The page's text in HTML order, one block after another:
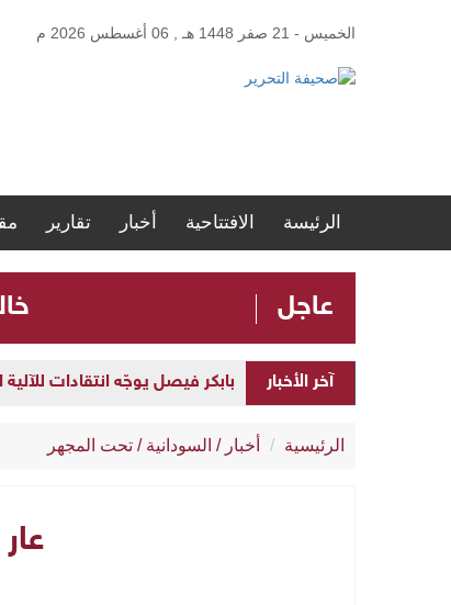
الخميس - 21 صفر 1448 هـ , 06 أغسطس 2026 م
الرئيسة الافتتاحية أخبار تقارير
عاجل
آخر الأخبار بابكر فيصل يوجّه انتقادات
​خالد عمر: القطيعة اللفظية مع
الرئيسية أخبار / السودانية / تحت المجهر